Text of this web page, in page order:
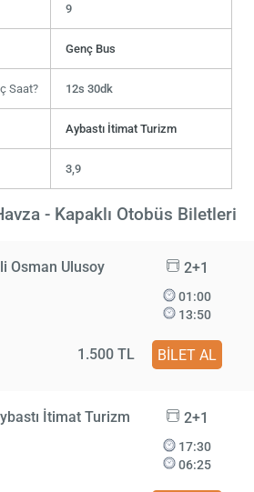
9
Genç Bus
Saat? 12s 30dk
Aybastı İtimat Turizm
3,9
- Kapaklı Otobüs Biletleri
Osman Ulusoy 2+1
01:00
13:50
1.500 TL BİLET AL
İtimat Turizm 2+1
17:30
06:25